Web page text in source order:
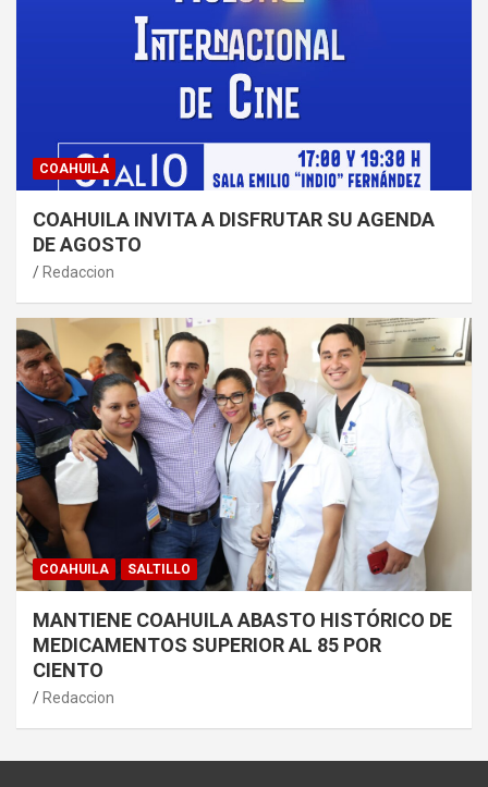
COAHUILA
COAHUILA INVITA A DISFRUTAR SU AGENDA
DE AGOSTO
Redaccion
COAHUILA SALTILLO
MANTIENE COAHUILA ABASTO HISTÓRICO DE
MEDICAMENTOS SUPERIOR AL 85 POR
CIENTO
Redaccion